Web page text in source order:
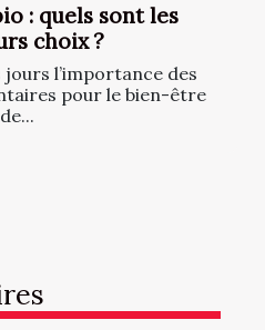
: quels sont les
choix ?
jours l’importance des
pour le bien-être
de...